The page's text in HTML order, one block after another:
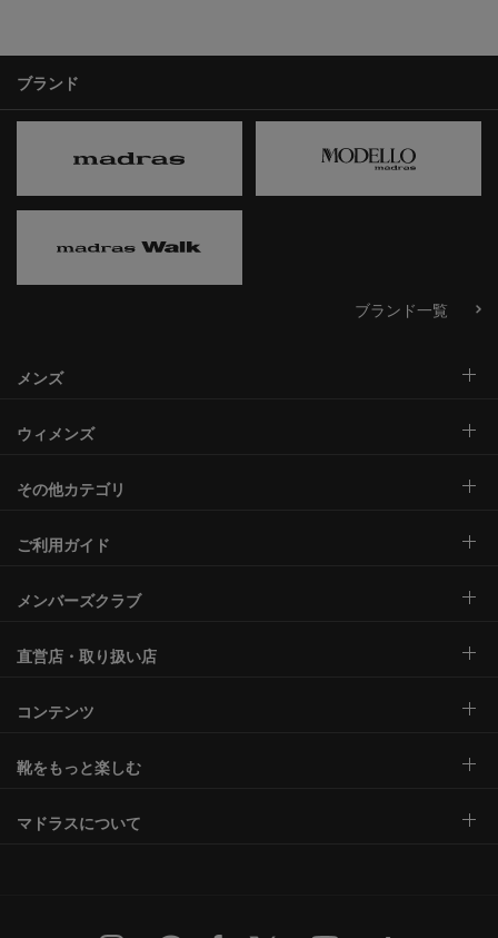
ブランド
ブランド一覧
メンズ
ウィメンズ
その他カテゴリ
ご利用ガイド
メンバーズクラブ
直営店・取り扱い店
コンテンツ
靴をもっと楽しむ
マドラスについて